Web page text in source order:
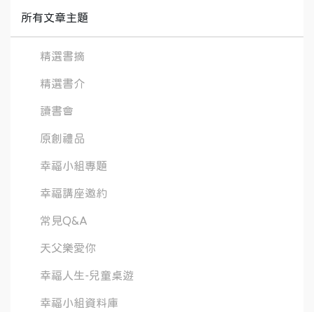
所有文章主題
精選書摘
精選書介
讀書會
原創禮品
幸福小組專題
幸福講座邀約
常見Q&A
天父樂愛你
幸福人生-兒童桌遊
幸福小組資料庫